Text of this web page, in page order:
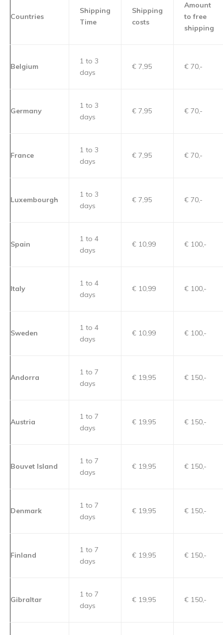
Countries
Shipping
Time
Shipping
costs
Amount
to free
shipping
Belgium
1 to 3
days
€ 7,95 € 70,-
Germany
1 to 3
days
€ 7,95 € 70,-
France
1 to 3
days
€ 7,95 € 70,-
Luxembourgh
1 to 3
days
€ 7,95 € 70,-
Spain
1 to 4
days
€ 10,99 € 100,-
Italy
1 to 4
days
€ 10,99 € 100,-
Sweden
1 to 4
days
€ 10,99 € 100,-
Andorra
1 to 7
days
€ 19,95 € 150,-
Austria
1 to 7
days
€ 19,95 € 150,-
Bouvet Island
1 to 7
days
€ 19,95 € 150,-
Denmark
1 to 7
days
€ 19,95 € 150,-
Finland
1 to 7
days
€ 19,95 € 150,-
Gibraltar
1 to 7
days
€ 19,95 € 150,-